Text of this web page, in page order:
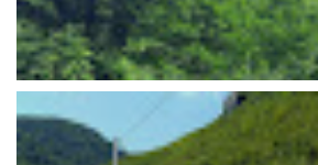
Rafting On Neretva Is Ideal For
Everyone